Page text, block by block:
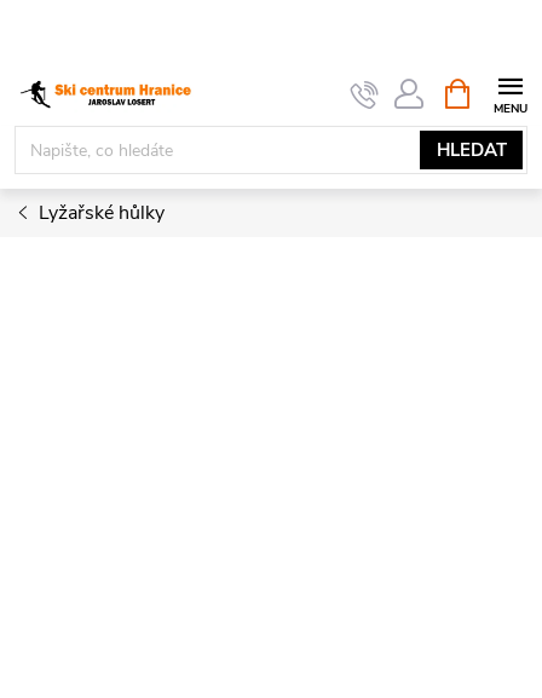
obsah
HLEDAT
NÁKUPNÍ
KOŠÍK
Lyžařské hůlky